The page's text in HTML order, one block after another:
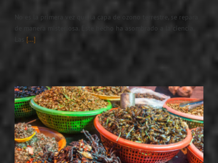
No es la primera vez que la capa de ozono terrestre, se repara
de manera misteriosa. Este hecho ha asombrado a la ciencia.
[...]